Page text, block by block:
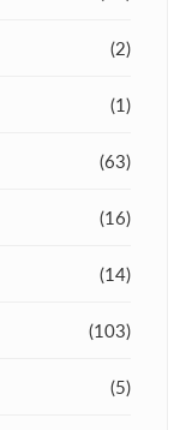
(2)
(1)
(63)
(16)
(14)
(103)
(5)